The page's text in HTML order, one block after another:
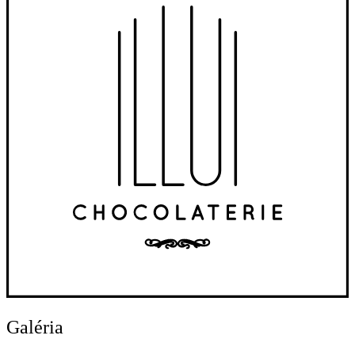
Galéria